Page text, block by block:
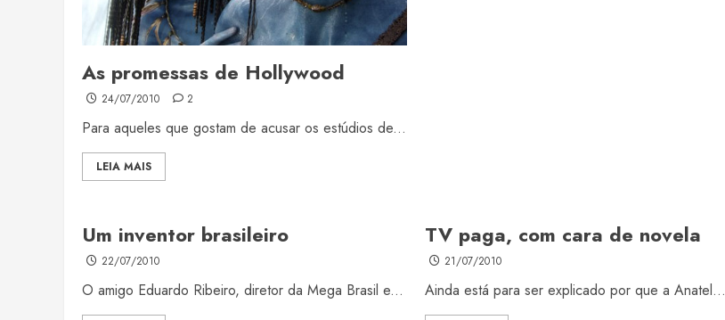
As promessas de Hollywood
24/07/2010 2
Para aqueles que gostam de acusar os estúdios de...
LEIA MAIS
Um inventor brasileiro
22/07/2010
O amigo Eduardo Ribeiro, diretor da Mega Brasil e...
TV paga, com cara de novela
21/07/2010
Ainda está para ser explicado por que a Anatel...